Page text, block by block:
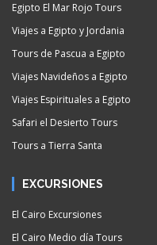
Egipto El Mar Rojo Tours
Viajes a Egipto y Jordania
Tours de Pascua a Egipto
Viajes Navideños a Egipto
Viajes Espirituales a Egipto
Safari el Desierto Tours
Tours a Tierra Santa
EXCURSIONES
El Cairo Excursiones
El Cairo Medio día Tours